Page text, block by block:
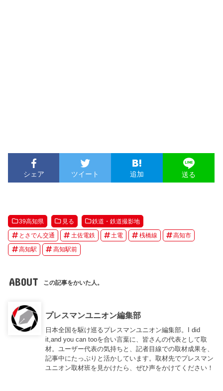
シェア ツイート 追加 送る
39高知県 見る 鉄道・鉄道撮影地
とさでん交通 土佐電鉄 土電 桟橋線 高知市
高知駅 高知駅前
ABOUT この記事をかいた人。
プレスマンユニオン編集部
日本全国を駆け巡るプレスマンユニオン編集部。I did
it,and you can tooを合い言葉に、皆さんの代表として取
材。ユーザー代表の気持ちと、記者目線での取材成果を、
記事中にたっぷりと活かしています。取材先でプレスマン
ユニオン取材班を見かけたら、ぜひ声をかけてください！